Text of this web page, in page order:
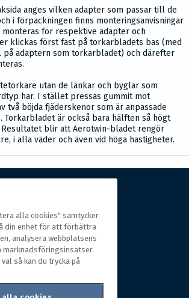
anges vilken adapter som passar till de
i förpackningen finns monteringsanvisningar
för respektive adapter och
klickas först fast på torkarbladets bas (med
på adaptern som torkarbladet) och därefter
utan de länkar och byglar som
har. I stället pressas gummit mot
två böjda fjäderskenor som är anpassade
Torkarbladet är också bara hälften så högt
Resultatet blir att Aerotwin-bladet rengör
i alla väder och även vid höga hastigheter.
funnits på marknaden i
i småländska Växjö
som erbjuder prisvärda
alla cookies" samtycker
din enhet för att förbättra
analysera webbplatsens
marknadsföringsinsatser.
så kan du trycka på